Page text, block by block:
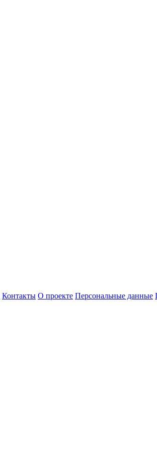
Контакты О проекте Персональные данные